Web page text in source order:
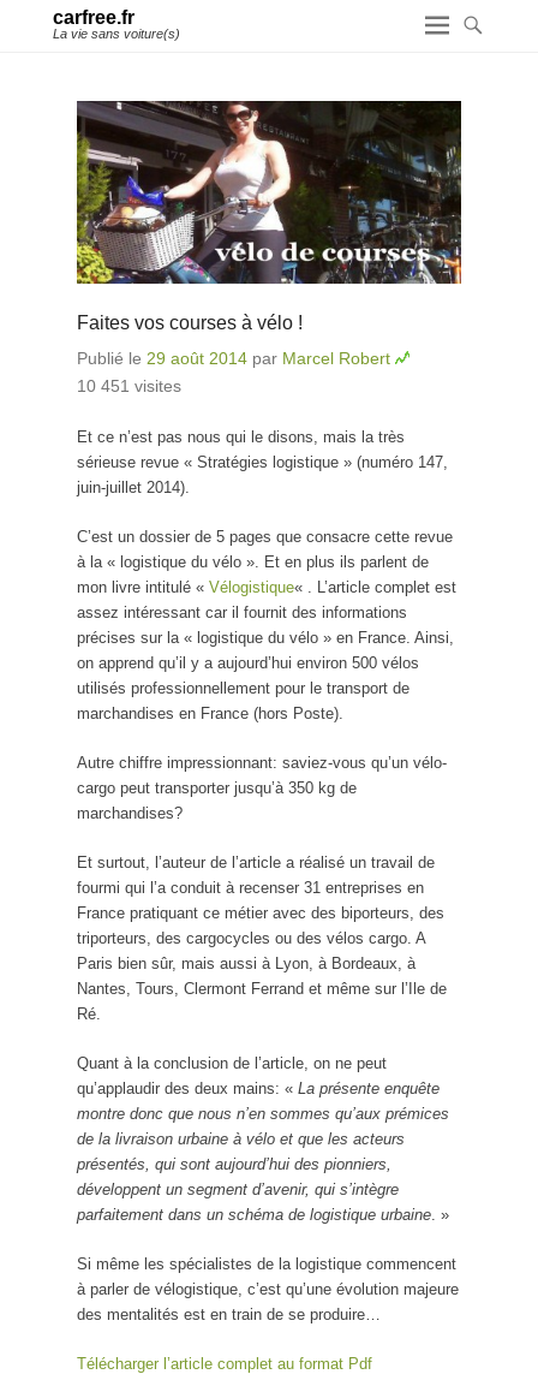
carfree.fr
La vie sans voiture(s)
Faites vos courses à vélo !
Publié le 29 août 2014 par Marcel Robert
10 451 visites
Et ce n’est pas nous qui le disons, mais la très
sérieuse revue « Stratégies logistique » (numéro 147,
juin-juillet 2014).
C’est un dossier de 5 pages que consacre cette revue
à la « logistique du vélo ». Et en plus ils parlent de
mon livre intitulé « Vélogistique« . L’article complet est
assez intéressant car il fournit des informations
précises sur la « logistique du vélo » en France. Ainsi,
on apprend qu’il y a aujourd’hui environ 500 vélos
utilisés professionnellement pour le transport de
marchandises en France (hors Poste).
Autre chiffre impressionnant: saviez-vous qu’un vélo-
cargo peut transporter jusqu’à 350 kg de
marchandises?
Et surtout, l’auteur de l’article a réalisé un travail de
fourmi qui l’a conduit à recenser 31 entreprises en
France pratiquant ce métier avec des biporteurs, des
triporteurs, des cargocycles ou des vélos cargo. A
Paris bien sûr, mais aussi à Lyon, à Bordeaux, à
Nantes, Tours, Clermont Ferrand et même sur l’Ile de
Ré.
Quant à la conclusion de l’article, on ne peut
qu’applaudir des deux mains: « La présente enquête
montre donc que nous n’en sommes qu’aux prémices
de la livraison urbaine à vélo et que les acteurs
présentés, qui sont aujourd’hui des pionniers,
développent un segment d’avenir, qui s’intègre
parfaitement dans un schéma de logistique urbaine. »
Si même les spécialistes de la logistique commencent
à parler de vélogistique, c’est qu’une évolution majeure
des mentalités est en train de se produire…
Télécharger l’article complet au format Pdf